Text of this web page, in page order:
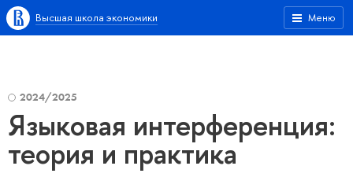
Меню
Высшая школа экономики
2024/2025
Языковая интерференция:
теория и практика